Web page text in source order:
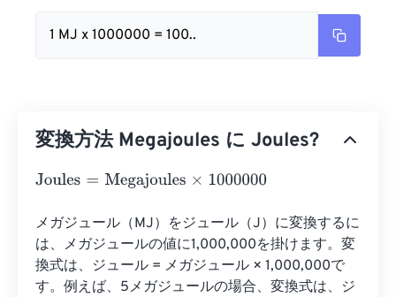
1 MJ x 1000000 = 100..
変換方法 Megajoules に Joules?
Joules= Megajoules×1000000
メガジュール（MJ）をジュール（J）に変換するに
は、メガジュールの値に1,000,000を掛けます。変
換式は、ジュール = メガジュール × 1,000,000で
す。例えば、5メガジュールの場合、変換式は、ジ